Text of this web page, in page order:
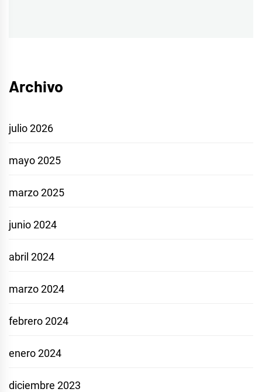
Archivo
julio 2026
mayo 2025
marzo 2025
junio 2024
abril 2024
marzo 2024
febrero 2024
enero 2024
diciembre 2023